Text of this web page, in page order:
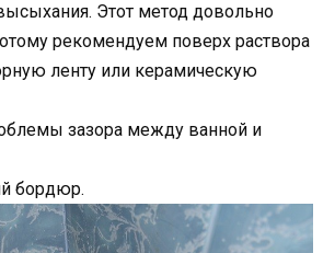
Этот метод довольно
рекомендуем поверх раствора
ленту или керамическую
бордюр.